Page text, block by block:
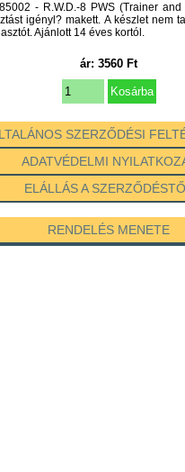
- R.W.D.-8 PWS (Trainer
igényl? makett. A készlet nem
Ajánlott 14 éves kortól.
ár: 3560 Ft
SZERZŐDÉSI
ADATVÉDELMI
ELÁLLÁS A
RENDELÉS MENETE